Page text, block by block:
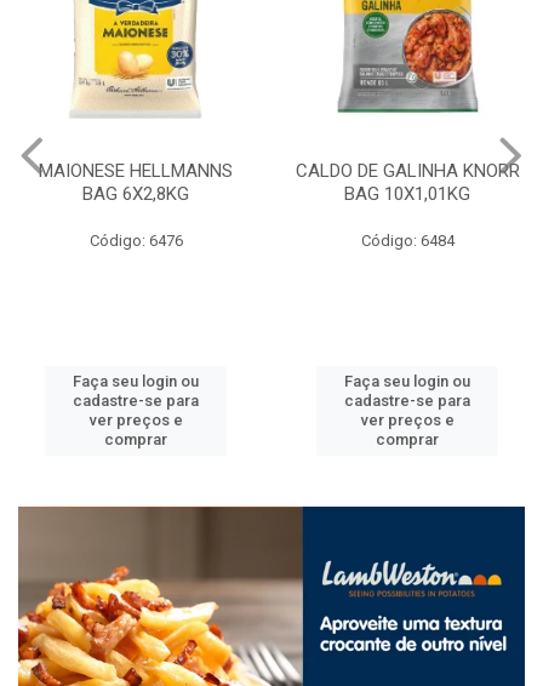
CALDO DE GALINHA KNORR
BAG 10X1,01KG
Código: 6484
Faça seu login ou
cadastre-se para
ver preços e
comprar
CALDO DE CARNE KNORR
BAG 10X1,01KG
Código: 6482
Faça seu login ou
cadastre-se para
ver preços e
comprar